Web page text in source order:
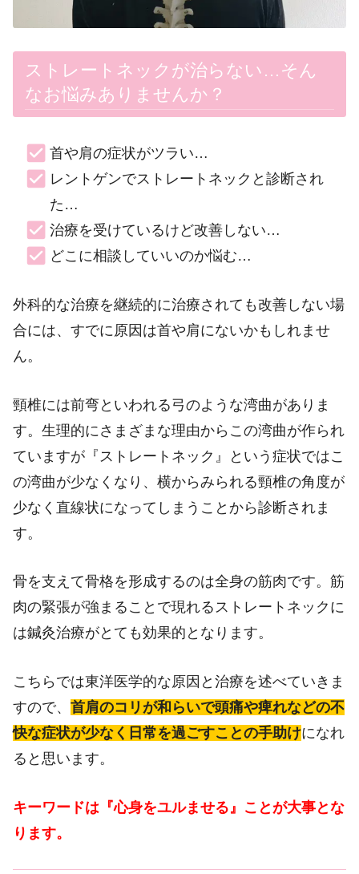
ストレートネックが治らない…そん
なお悩みありませんか？
首や肩の症状がツラい…
レントゲンでストレートネックと診断され
た…
治療を受けているけど改善しない…
どこに相談していいのか悩む…
外科的な治療を継続的に治療されても改善しない場
合には、すでに原因は首や肩にないかもしれませ
ん。
頸椎には前弯といわれる弓のような湾曲がありま
す。生理的にさまざまな理由からこの湾曲が作られ
ていますが『ストレートネック』という症状ではこ
の湾曲が少なくなり、横からみられる頸椎の角度が
少なく直線状になってしまうことから診断されま
す。
骨を支えて骨格を形成するのは全身の筋肉です。筋
肉の緊張が強まることで現れるストレートネックに
は鍼灸治療がとても効果的となります。
こちらでは東洋医学的な原因と治療を述べていきま
すので、 首肩のコリが和らいで頭痛や痺れなどの不
快な症状が少なく日常を過ごすことの手助けになれ
ると思います。
キーワードは『心身をユルませる』ことが大事とな
ります。